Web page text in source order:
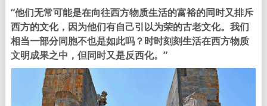
“他们无常可能是在向往西方物质生活的富裕的同时又排斥
西方的文化，因为他们有自己引以为荣的古老文化。我们
相当一部分同胞不也是如此吗？时时刻刻生活在西方物质
文明成果之中，但同时又是反西化。”